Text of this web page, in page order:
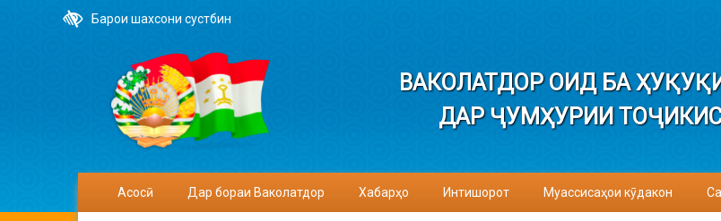
Барои шахсони сустбин
ВАКОЛАТДОР ОИД БА
ДАР ҶУМҲУРИИ
Асосӣ Дар бораи Ваколатдор Хабарҳо Интишорот Муассисаҳои кӯдакон